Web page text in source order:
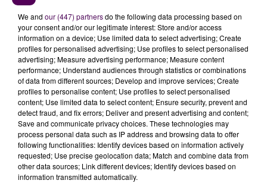
We and our (447) partnersdo the following data processing based on
your consent and/or our legitimate interest: Store and/or access
information on a device; Use limited data to select advertising; Create
profiles for personalised advertising; Use profiles to select personalised
advertising; Measure advertising performance; Measure content
performance; Understand audiences through statistics or combinations
of data from different sources; Develop and improve services; Create
profiles to personalise content; Use profiles to select personalised
content; Use limited data to select content; Ensure security, prevent and
detect fraud, and fix errors; Deliver and present advertising and content;
Save and communicate privacy choices. These technologies may
process personal data such as IP address and browsing data to offer
following functionalities: Identify devices based on information actively
requested; Use precise geolocation data; Match and combine data from
other data sources; Link different devices; Identify devices based on
information transmitted automatically.